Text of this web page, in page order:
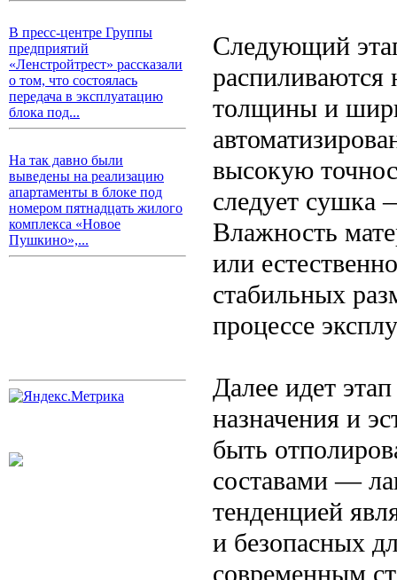
В пресс-центре Группы
предприятий
«Ленстройтрест» рассказали
о том, что состоялась
передача в эксплуатацию
блока под...
На так давно были
выведены на реализацию
апартаменты в блоке под
номером пятнадцать жилого
комплекса «Новое
Пушкино»,...
Следующий
распиливаются
толщины и
высокую
следует сушка
Влажность
или
стабильных
процессе
Далее идет
назначения и
быть
составами —
тенденцией
и безопасных
современным